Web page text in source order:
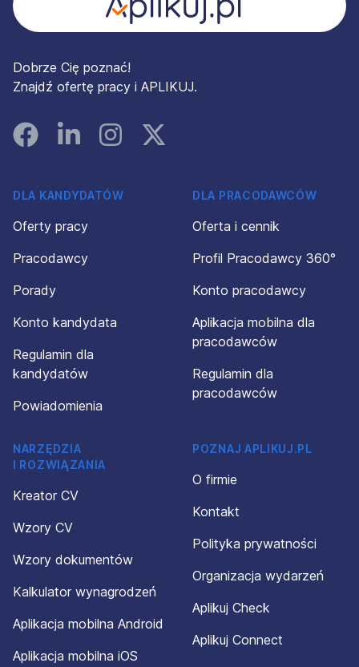
Dobrze Cię poznać!
Znajdź ofertę pracy i APLIKUJ.
FacebookLinked InInstagramInstagram
DLA KANDYDATÓW
Oferty pracy
Pracodawcy
Porady
Konto kandydata
Regulamin dla
kandydatów
Powiadomienia
DLA PRACODAWCÓW
Oferta i cennik
Profil Pracodawcy 360°
Konto pracodawcy
Aplikacja mobilna dla
pracodawców
Regulamin dla
pracodawców
NARZĘDZIA
I ROZWIĄZANIA
Kreator CV
Wzory CV
Wzory dokumentów
Kalkulator wynagrodzeń
Aplikacja mobilna Android
Aplikacja mobilna iOS
POZNAJ APLIKUJ.PL
O firmie
Kontakt
Polityka prywatności
Organizacja wydarzeń
Aplikuj Check
Aplikuj Connect